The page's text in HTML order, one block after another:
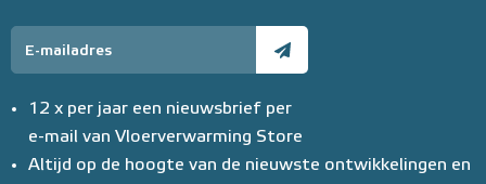
12 x per jaar een nieuwsbrief per
e-mail van Vloerverwarming Store
Altijd op de hoogte van de nieuwste ontwikkelingen en